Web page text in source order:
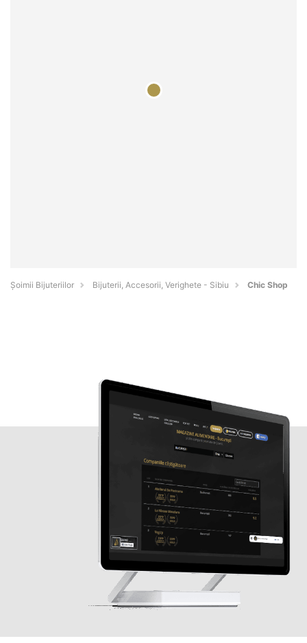
Şoimii Bijuteriilor Bijuterii, Accesorii, Verighete - Sibiu Chic Shop